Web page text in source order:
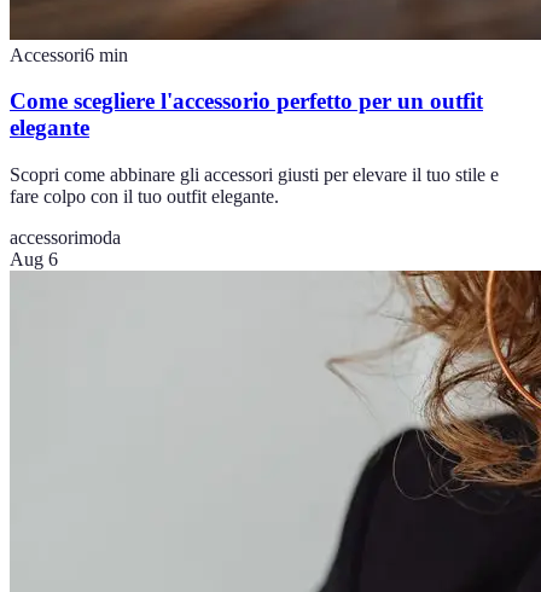
Accessori6 min
Come scegliere l'accessorio perfetto per un outfit
elegante
Scopri come abbinare gli accessori giusti per elevare il tuo stile e
fare colpo con il tuo outfit elegante.
accessorimoda
Aug 6